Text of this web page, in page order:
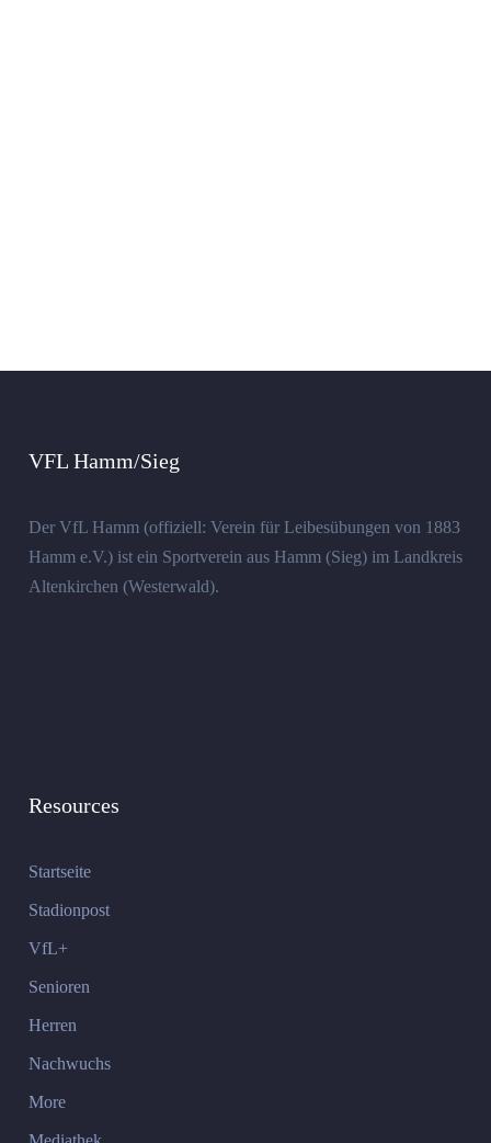
VFL Hamm/Sieg
Der VfL Hamm (offiziell: Verein für Leibesübungen von 1883
Hamm e.V.) ist ein Sportverein aus Hamm (Sieg) im Landkreis
Altenkirchen (Westerwald).
Resources
Startseite
Stadionpost
VfL+
Senioren
Herren
Nachwuchs
More